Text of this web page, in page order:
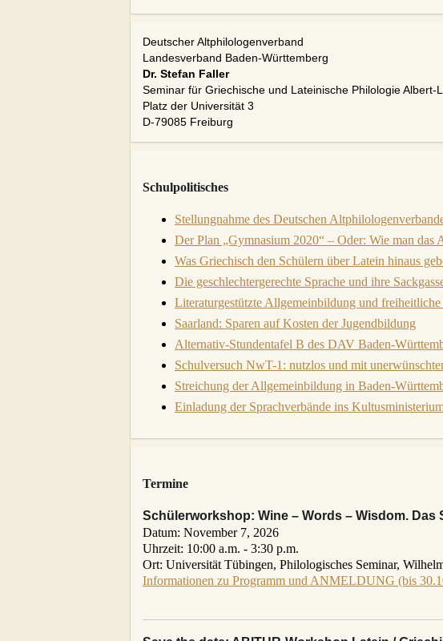
Deutscher Altphilologenverband
Landesverband Baden-Württemberg
Dr. Stefan Faller
Seminar für Griechische und Lateinische Philologie Albert-
Platz der Universität 3
D-79085 Freiburg
Schulpolitisches
Stellungnahme des Deutschen
Der Plan „Gymnasium 2020“ – Oder: Wie man das
Was Griechisch den Schülern über Latein hinaus
Die geschlechtergerechte Sprache und ihre
Literaturgestützte Allgemeinbildung und freiheitliche
Saarland: Sparen auf Kosten der Jugendbildung
Alternativ-Stundentafel B des DAV Baden-
Schulversuch NwT-1: nutzlos und mit
Streichung der Allgemeinbildung in Baden-
Einladung der Sprachverbände ins
Termine
Schülerworkshop: Wine – Words – Wisdom.
Datum: November 7, 2026
Uhrzeit: 10:00 a.m. - 3:30 p.m.
Ort: Universität Tübingen, Philologisches Seminar,
Informationen zu Programm und ANMELDUNG (bis